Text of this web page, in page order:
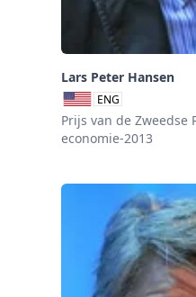
Lars Peter Hansen
ENG
Prijs van de Zweedse
economie-2013